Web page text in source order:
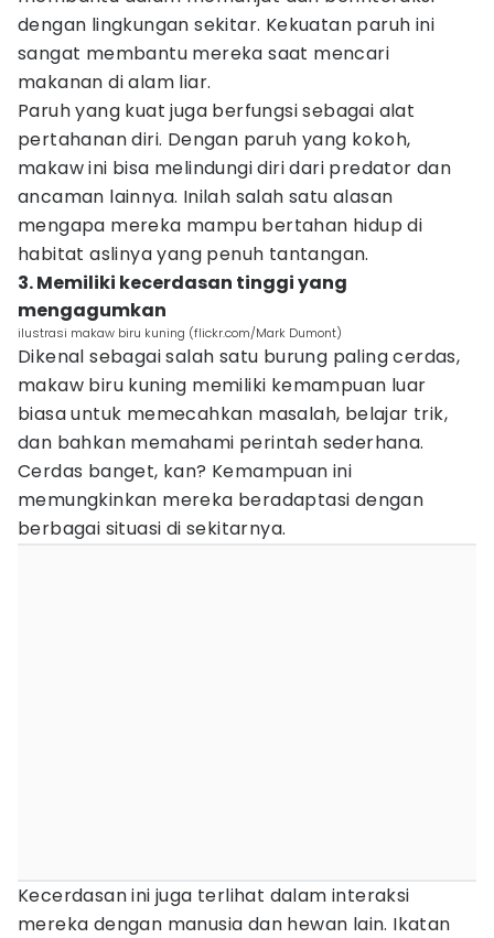
dengan lingkungan sekitar. Kekuatan paruh ini
sangat membantu mereka saat mencari
makanan di alam liar.
Paruh yang kuat juga berfungsi sebagai alat
pertahanan diri. Dengan paruh yang kokoh,
makaw ini bisa melindungi diri dari predator dan
ancaman lainnya. Inilah salah satu alasan
mengapa mereka mampu bertahan hidup di
habitat aslinya yang penuh tantangan.
3. Memiliki kecerdasan tinggi yang
mengagumkan
ilustrasi makaw biru kuning (flickr.com/Mark Dumont)
Dikenal sebagai salah satu burung paling cerdas,
makaw biru kuning memiliki kemampuan luar
biasa untuk memecahkan masalah, belajar trik,
dan bahkan memahami perintah sederhana.
Cerdas banget, kan? Kemampuan ini
memungkinkan mereka beradaptasi dengan
berbagai situasi di sekitarnya.
Kecerdasan ini juga terlihat dalam interaksi
mereka dengan manusia dan hewan lain. Ikatan